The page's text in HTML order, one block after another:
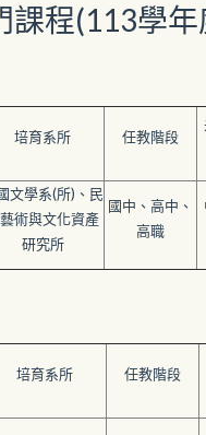
課程(113學
培育系所 任教階段
文學系(所)、民
術與文化資產
研究所
國中、高中、
高職
培育系所 任教階段